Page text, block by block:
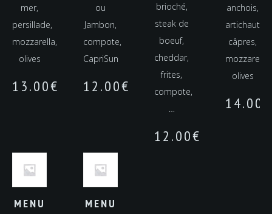
anchois,
artichaut,
câpres,
mozzarella,
olives
14.00
mer,
persillade,
mozzarella,
olives
13.00€
brioché,
steak de
boeuf,
cheddar,
frites,
compote,
…
12.00€
ou
Jambon,
compote,
CapriSun
12.00€
MENU
MENU